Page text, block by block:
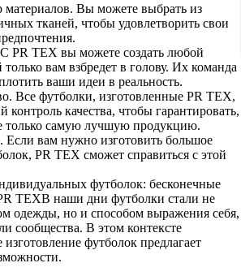
Вы можете выбрать из
тканей, чтобы удовлетворить свои
PR TEX вы можете создать любой
вам взбредет в голову. Их команда
ваши идеи в реальность.
Все футболки, изготовленные PR TEX,
контроль качества, чтобы гарантировать,
только самую лучшую продукцию.
Если вам нужно изготовить большое
PR TEX сможет справиться с этой
футболок: бесконечные
TEXВ наши дни футболки стали не
одежды, но и способом выражения себя,
сообщества. В этом контексте
футболок предлагает